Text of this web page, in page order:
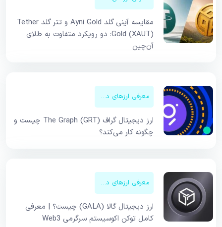
مقایسه آینی گلد Ayni Gold و تتر گلد Tether
Gold (XAUT): دو رویکرد متفاوت به طلای
آن‌چین
معرفی ارزهای دیجیتال
ارز دیجیتال گراف The Graph (GRT) چیست و
چگونه کار می‌کند؟
معرفی ارزهای دیجیتال
ارز دیجیتال گالا (GALA) چیست؟ | معرفی
کامل توکن اکوسیستم سرگرمی Web3